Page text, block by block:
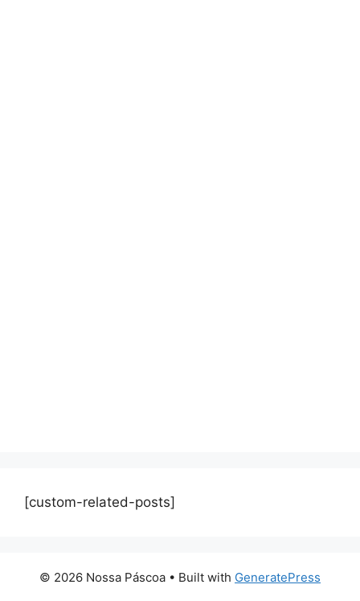
[custom-related-posts]
© 2026 Nossa Páscoa • Built with GeneratePress